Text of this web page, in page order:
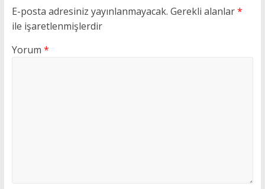
E-posta adresiniz yayınlanmayacak. Gerekli alanlar*
ile işaretlenmişlerdir
Yorum *